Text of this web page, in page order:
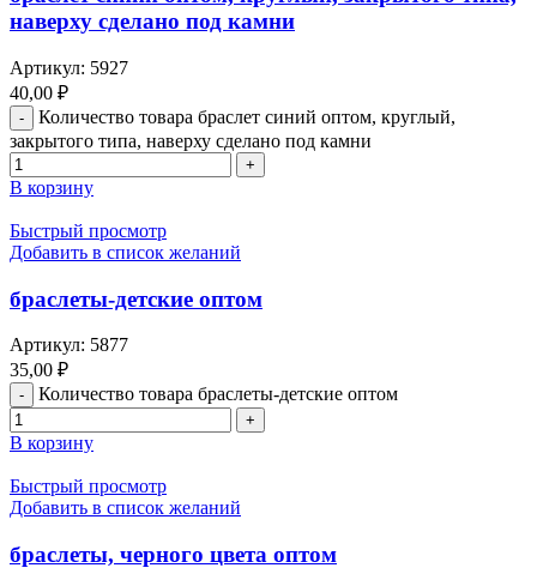
наверху сделано под камни
Артикул: 5927
40,00 ₽
Количество товара браслет синий оптом, круглый,
закрытого типа, наверху сделано под камни
В корзину
Быстрый просмотр
Добавить в список желаний
браслеты-детские оптом
Артикул: 5877
35,00 ₽
Количество товара браслеты-детские оптом
В корзину
Быстрый просмотр
Добавить в список желаний
браслеты, черного цвета оптом